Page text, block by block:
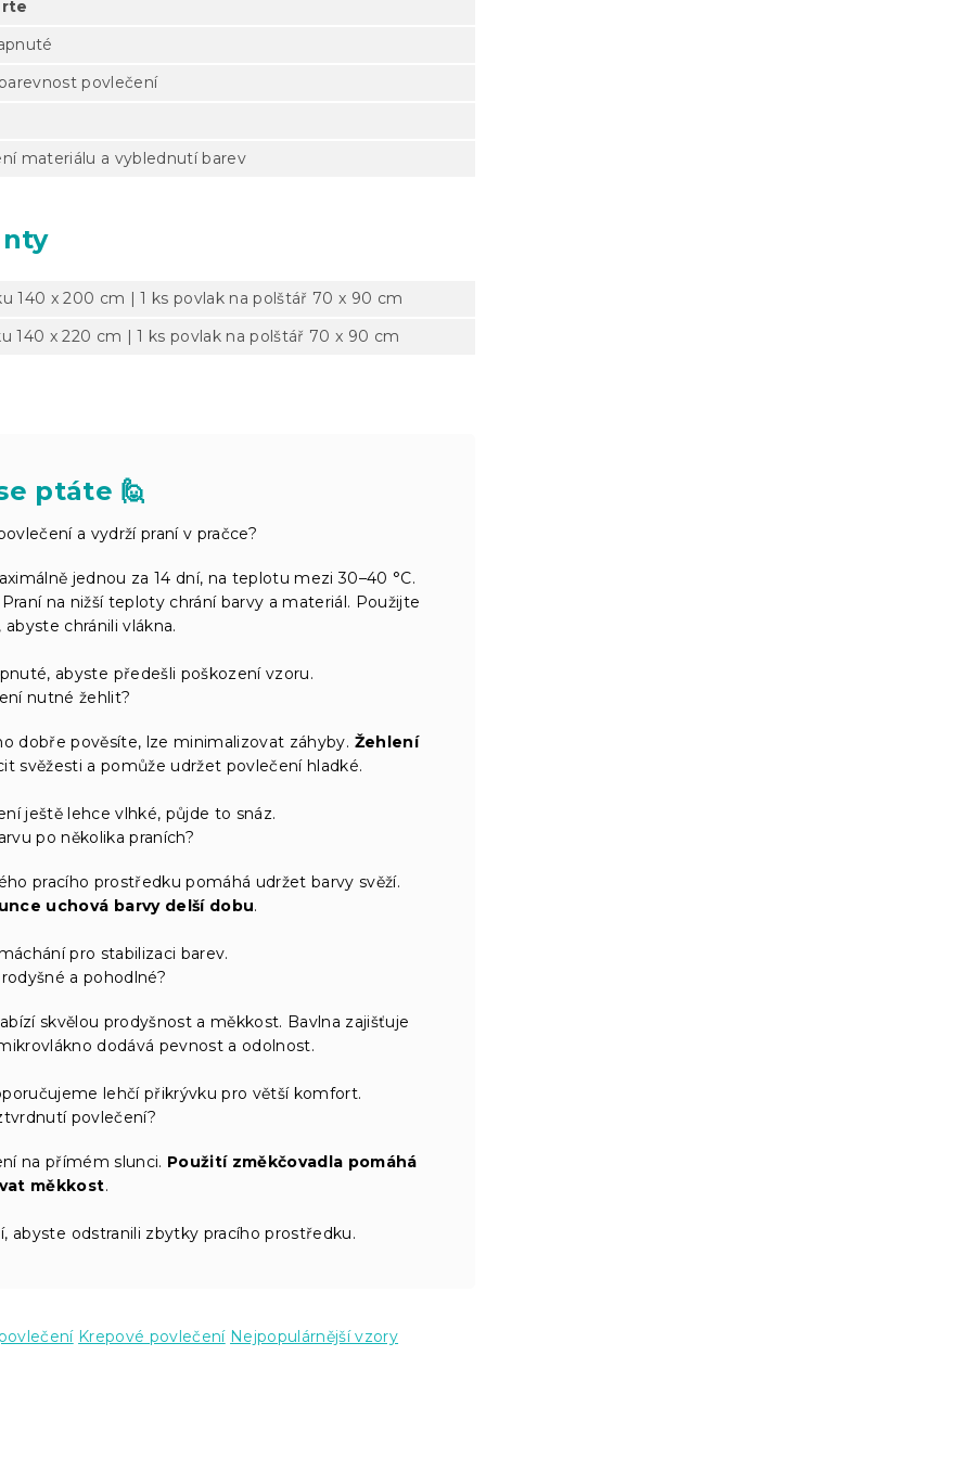
povlečení
materiálu a vyblednutí barev
140 x 200 cm | 1 ks povlak na polštář 70 x 90 cm
140 x 220 cm | 1 ks povlak na polštář 70 x 90 cm
ptáte 🙋
a vydrží praní v pračce?
jednou za 14 dní, na teplotu mezi 30–40 °C.
Praní na nižší teploty chrání barvy a materiál. Použijte
chránili vlákna.
abyste předešli poškození vzoru.
nutné žehlit?
dobře pověsíte, lze minimalizovat záhyby. Žehlení
svěžesti a pomůže udržet povlečení hladké.
ještě lehce vlhké, půjde to snáz.
po několika praních?
pracího prostředku pomáhá udržet barvy svěží.
uchová barvy delší dobu.
pro stabilizaci barev.
a pohodlné?
skvělou prodyšnost a měkkost. Bavlna zajišťuje
dodává pevnost a odolnost.
lehčí přikrývku pro větší komfort.
povlečení?
na přímém slunci. Použití změkčovadla pomáhá
měkkost.
abyste odstranili zbytky pracího prostředku.
Krepové povlečení Nejpopulárnější vzory